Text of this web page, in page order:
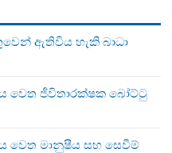
ඇතිවිය හැකි බාධා
වෙත ජීවිතාරක්ෂක බෝට්ටු
වෙත මානුෂීය සහ සෙවීම්